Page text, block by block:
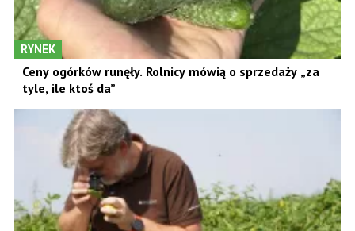
RYNEK
Ceny ogórków runęły. Rolnicy mówią o sprzedaży „za
tyle, ile ktoś da”